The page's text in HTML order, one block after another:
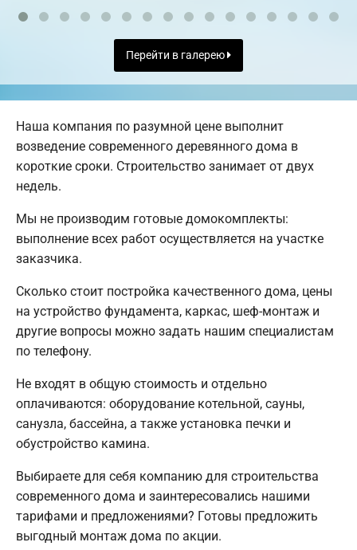
Перейти в галерею
Наша компания по разумной цене выполнит
возведение современного деревянного дома в
короткие сроки. Строительство занимает от двух
недель.
Мы не производим готовые домокомплекты:
выполнение всех работ осуществляется на участке
заказчика.
Сколько стоит постройка качественного дома, цены
на устройство фундамента, каркас, шеф-монтаж и
другие вопросы можно задать нашим специалистам
по телефону.
Не входят в общую стоимость и отдельно
оплачиваются: оборудование котельной, сауны,
санузла, бассейна, а также установка печки и
обустройство камина.
Выбираете для себя компанию для строительства
современного дома и заинтересовались нашими
тарифами и предложениями? Готовы предложить
выгодный монтаж дома по акции.